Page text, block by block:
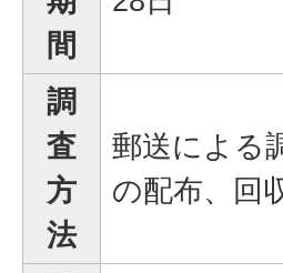
間
調
査
方
法
郵送による
の配布、回